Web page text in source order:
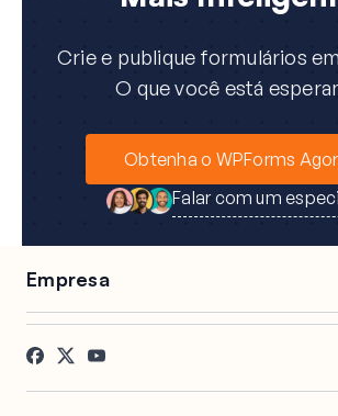
Crie e publique formulários
O que você está
Obtenha o WPForms
Falar com um
Empresa
Carreiras
Depoimentos
Afiliados